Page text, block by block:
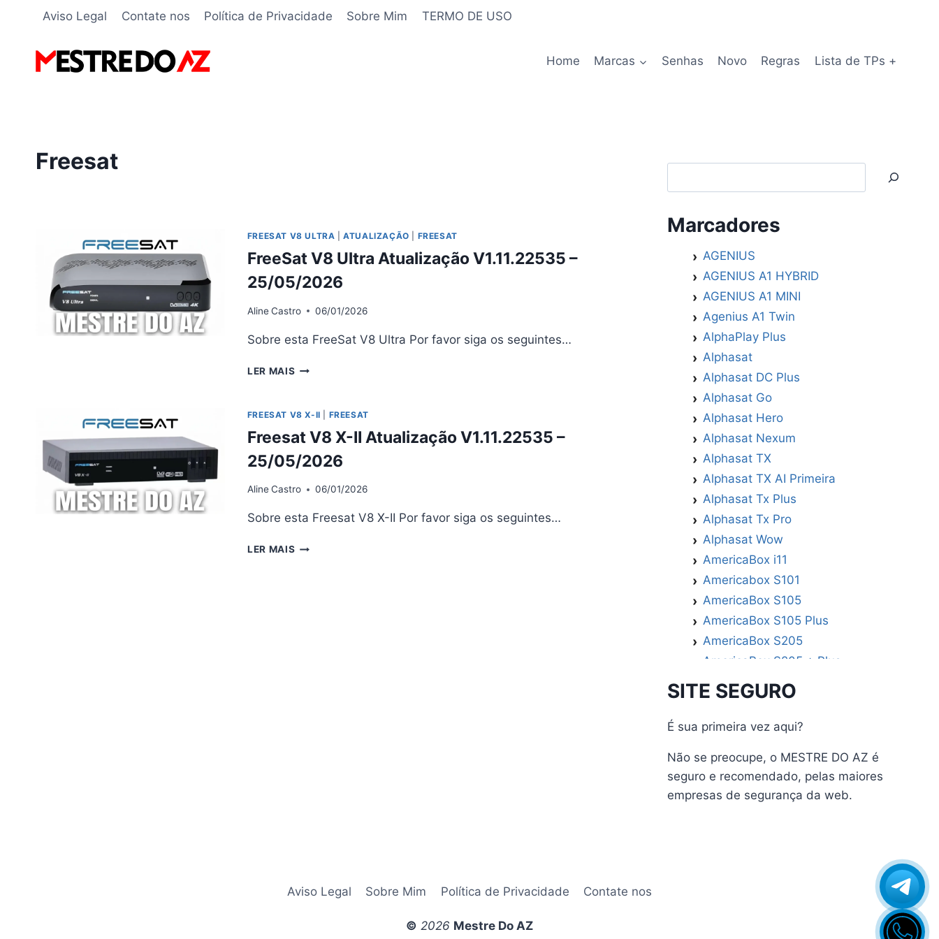
Conteúdo
Aviso Legal Contate nos Política de Privacidade Sobre Mim TERMO DE USO
Home Marcas Senhas Novo Regras Lista de TPs +
Freesat
FREESAT V8 ULTRA |ATUALIZAÇÃO FREESAT
FreeSat V8 Ultra Atualização V1.11.22535 –
25/05/2026
AlineCastro 06/01/2026
Sobre esta FreeSat V8 Ultra Por favor siga os seguintes…
LER MAIS FREESAT
ATUALIZAÇÃO
25/05/2026
FREESAT V8 X-II FREESAT
Freesat V8 X-II Atualização V1.11.22535 –
25/05/2026
AlineCastro 06/01/2026
Sobre esta Freesat V8 X-II Por favor siga os seguintes…
LER MAIS FREESAT
Marcadores
AGENIUS
AGENIUS A1 HYBRID
AGENIUS A1 MINI
Agenius A1 Twin
AlphaPlay Plus
Alphasat
Alphasat DC Plus
Alphasat Go
Alphasat Hero
Alphasat Nexum
Alphasat TX
Alphasat TX AI Primeira
Alphasat Tx Plus
Alphasat Tx Pro
Alphasat Wow
AmericaBox i11
Americabox S101
AmericaBox S105
AmericaBox S105 Plus
AmericaBox S205
AmericaBox S205 + Plus
AmericaBox S305 GX
AmericaBox S305 Plus
AmericaBox S705
Athomics
Athomics Active Express Primeira
Athomics Eon UHD
SITE SEGURO
É sua primeira vez aqui?
Não se preocupe, o MESTRE DO AZ é
seguro e recomendado, pelas maiores
empresas de segurança da web.
Aviso Legal Sobre Mim Política de Privacidade Contate nos
© 2026 Mestre Do AZ